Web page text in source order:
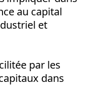
au capital
et
par les
dans